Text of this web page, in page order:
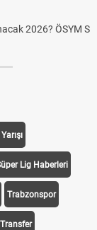
ÖSYM Sonuç
Lig Haberleri
Trabzonspor